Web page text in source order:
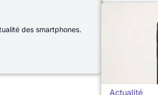
des smartphones.
Actualité